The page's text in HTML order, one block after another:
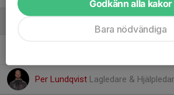
Per Lundqvist Lagledare &
Godkänn alla kakor
Bara nödvändiga